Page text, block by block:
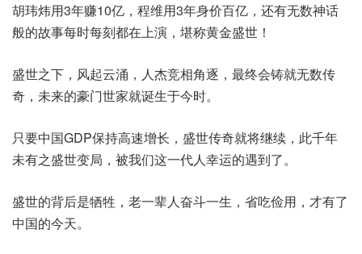
胡玮炜用3年赚10亿，程维用3年身价百亿，还有无数神话
般的故事每时每刻都在上演，堪称黄金盛世！
盛世之下，风起云涌，人杰竞相角逐，最终会铸就无数传
奇，未来的豪门世家就诞生于今时。
只要中国GDP保持高速增长，盛世传奇就将继续，此千年
未有之盛世变局，被我们这一代人幸运的遇到了。
盛世的背后是牺牲，老一辈人奋斗一生，省吃俭用，才有了
中国的今天。